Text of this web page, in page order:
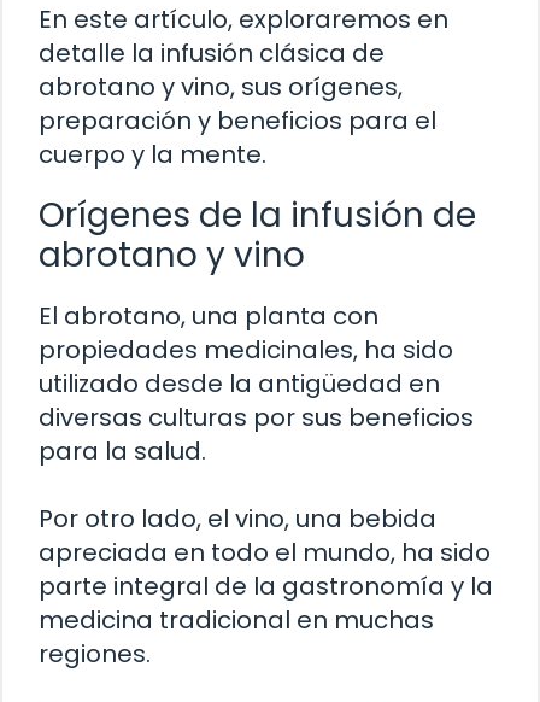
En este artículo, exploraremos en
detalle la infusión clásica de
abrotano y vino, sus orígenes,
preparación y beneficios para el
cuerpo y la mente.
Orígenes de la infusión de
abrotano y vino
El abrotano, una planta con
propiedades medicinales, ha sido
utilizado desde la antigüedad en
diversas culturas por sus beneficios
para la salud.
Por otro lado, el vino, una bebida
apreciada en todo el mundo, ha sido
parte integral de la gastronomía y la
medicina tradicional en muchas
regiones.